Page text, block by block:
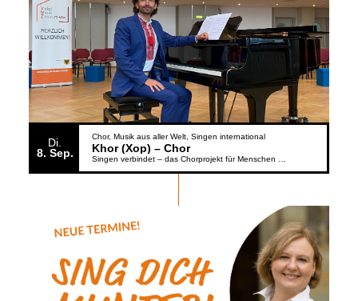
Di.
8 Sep.
Chor Musik aus aller Welt Singen international
Khor (Xop) – Chor
Singen verbindet – das Chorprojekt für Menschen aus der Ukraine